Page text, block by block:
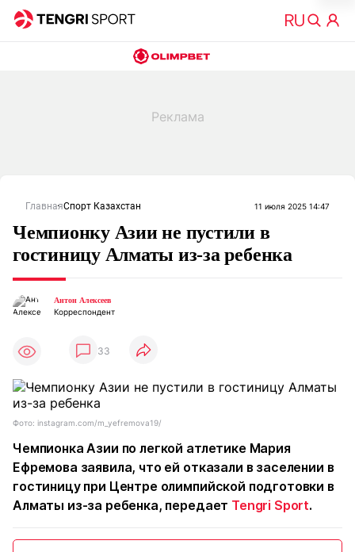
ГлавнаяСпорт Казахстан 11 июля 2025 14:47
Чемпионку Азии не пустили в
гостиницу Алматы из-за ребенка
Антон Алексеев
Корреспондент
33
Фото: instagram.com/m_yefremova19/
Чемпионка Азии по легкой атлетике Мария
Ефремова заявила, что ей отказали в заселении в
гостиницу при Центре олимпийской подготовки в
Алматы из-за ребенка, передает Tengri Sport.